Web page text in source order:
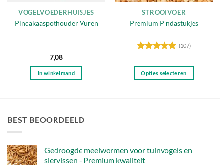
VOGELVOEDERHUISJES
Pindakaaspothouder Vuren
7,08
In winkelmand
STROOIVOER
Premium Pindastukjes
4.86uit 5
(107)
Opties selecteren
kan
BEST BEOORDEELD
Gedroogde meelwormen voor tuinvogels en
siervissen - Premium kwaliteit